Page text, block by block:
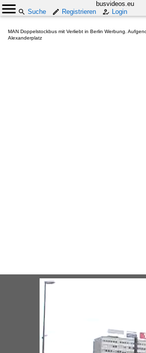
busvideos.eu
Suche
Registrieren Login
MAN Doppelstockbus mit Verliebt in Berlin Werbung.
Alexanderplatz